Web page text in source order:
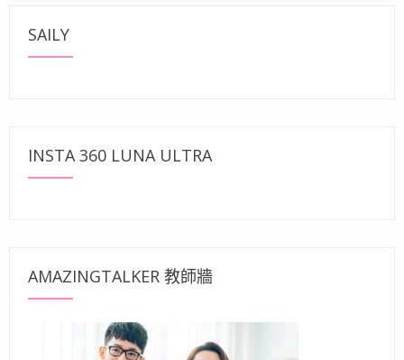
SAILY
INSTA 360 LUNA ULTRA
AMAZINGTALKER 教師牆